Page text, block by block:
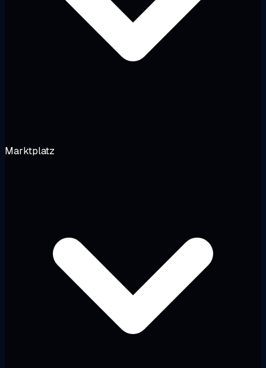
Marktplatz